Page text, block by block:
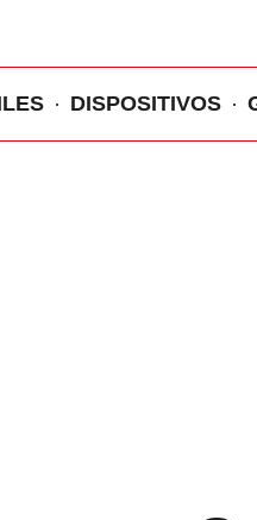
DISPOSITIVOS